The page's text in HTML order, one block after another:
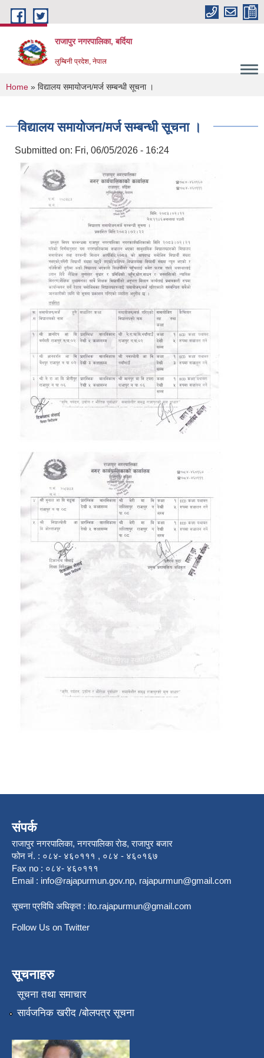
Skip to main content
राजापुर नगरपालिका, बर्दिया
लुम्बिनी प्रदेश, नेपाल
You are here
Home » विद्यालय समायोजन/मर्ज सम्बन्धी सूचना ।
विद्यालय समायोजन/मर्ज सम्बन्धी सूचना ।
Submitted on: Fri, 06/05/2026 - 16:24
संपर्क
राजापुर नगरपालिका, नगरपालिका राेड, राजापुर बजार
फोन नं. : ०८४- ४६०१११ , ०८४ - ४६०१६७
Fax no : ०८४- ४६०१११
Email : info@rajapurmun.gov.np, rajapurmun@gmail.com
सूचना प्रविधि अधिकृत : ito.rajapurmun@gmail.com
Follow Us on Twitter
सूचनाहरु
सूचना तथा समाचार
सार्वजनिक खरीद /बोलपत्र सूचना